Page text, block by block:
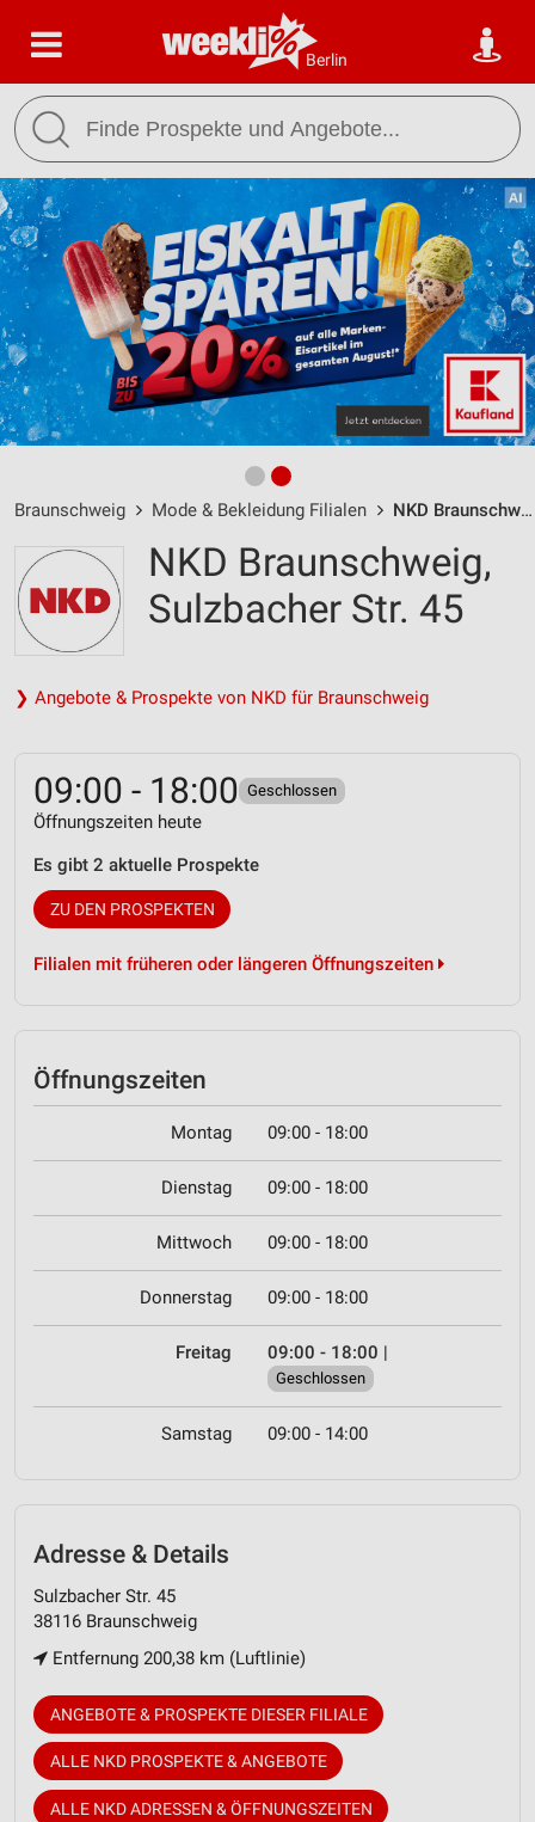
Berlin
Braunschweig Mode & Bekleidung Filialen NKD Braunschweig / Sulzbacher Str. 45 - Öffnungszeiten & Adresse
NKD Braunschweig,
Sulzbacher Str. 45
❯ Angebote & Prospekte von NKD für Braunschweig
09:00 - 18:00 Geschlossen
Öffnungszeiten heute
Es gibt 2 aktuelle Prospekte
ZU DEN PROSPEKTEN
Filialen mit früheren oder längeren Öffnungszeiten
Öffnungszeiten
Montag 09:00 - 18:00
Dienstag 09:00 - 18:00
Mittwoch 09:00 - 18:00
Donnerstag 09:00 - 18:00
Freitag 09:00 - 18:00 |
Geschlossen
Samstag 09:00 - 14:00
Adresse & Details
Sulzbacher Str. 45
38116 Braunschweig
Entfernung 200,38 km (Luftlinie)
ANGEBOTE & PROSPEKTE DIESER FILIALE
ALLE NKD PROSPEKTE & ANGEBOTE
ALLE NKD ADRESSEN & ÖFFNUNGSZEITEN